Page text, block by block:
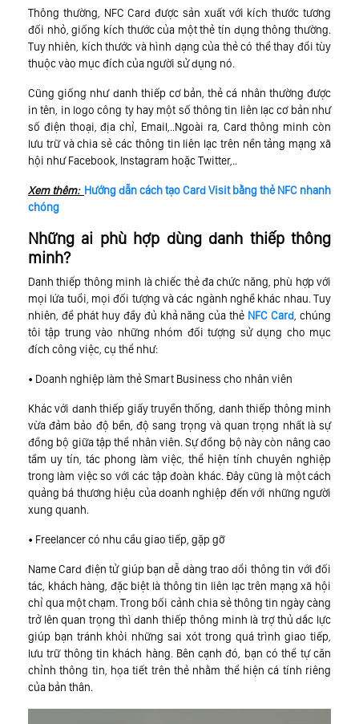
Thông thường, NFC Card được sản xuất với kích thước tương
đối nhỏ, giống kích thước của một thẻ tín dụng thông thường.
Tuy nhiên, kích thước và hình dạng của thẻ có thể thay đổi tùy
thuộc vào mục đích của người sử dụng nó.
Cũng giống như danh thiếp cơ bản, thẻ cá nhân thường được
in tên, in logo công ty hay một số thông tin liên lạc cơ bản như
số điện thoại, địa chỉ, Email,..Ngoài ra, Card thông minh còn
lưu trữ và chia sẻ các thông tin liên lạc trên nền tảng mạng xã
hội như Facebook, Instagram hoặc Twitter,..
Xem thêm: Hướng dẫn cách tạo Card Visit bằng thẻ NFC nhanh
chóng
Những ai phù hợp dùng danh thiếp thông
minh?
Danh thiếp thông minh là chiếc thẻ đa chức năng, phù hợp với
mọi lứa tuổi, mọi đối tượng và các ngành nghề khác nhau. Tuy
nhiên, để phát huy đầy đủ khả năng của thẻ NFC Card , chúng
tôi tập trung vào những nhóm đối tượng sử dụng cho mục
đích công việc, cụ thể như:
• Doanh nghiệp làm thẻ Smart Business cho nhân viên
Khác với danh thiếp giấy truyền thống, danh thiếp thông minh
vừa đảm bảo độ bền, độ sang trọng và quan trọng nhất là sự
đồng bộ giữa tập thể nhân viên. Sự đồng bộ này còn nâng cao
tầm uy tín, tác phong làm việc, thể hiện tính chuyên nghiệp
trong làm việc so với các tập đoàn khác. Đây cũng là một cách
quảng bá thương hiệu của doanh nghiệp đến với những người
xung quanh.
• Freelancer có nhu cầu giao tiếp, gặp gỡ
Name Card điện tử giúp bạn dễ dàng trao dổi thông tin với đối
tác, khách hàng, đặc biệt là thông tin liên lạc trên mạng xã hội
chỉ qua một chạm. Trong bối cảnh chia sẻ thông tin ngày càng
trở lên quan trọng thì danh thiếp thông minh là trợ thủ dắc lực
giúp bạn tránh khỏi những sai xót trong quá trình giao tiếp,
lưu trữ thông tin khách hàng. Bên cạnh đó, bạn có thể tự căn
chỉnh thông tin, họa tiết trên thẻ nhằm thể hiện cá tính riêng
của bản thân.